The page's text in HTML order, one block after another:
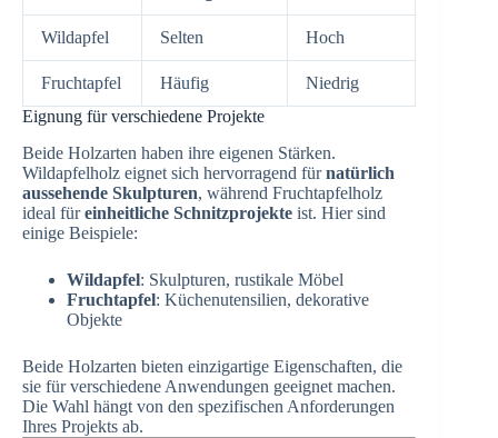
Wildapfel Selten Hoch
Fruchtapfel Häufig
Niedrig
Eignung für verschiedene Projekte
Beide Holzarten haben ihre eigenen Stärken.
Wildapfelholz eignet sich hervorragend fürnatürlich
aussehende Skulpturen, während Fruchtapfelholz
ideal füreinheitliche Schnitzprojekte ist. Hier sind
einige Beispiele:
Wildapfel: Skulpturen, rustikale Möbel
Fruchtapfel: Küchenutensilien, dekorative
Objekte
Beide Holzarten bieten einzigartige Eigenschaften, die
sie für verschiedene Anwendungen geeignet machen.
Die Wahl hängt von den spezifischen Anforderungen
Ihres Projekts ab.